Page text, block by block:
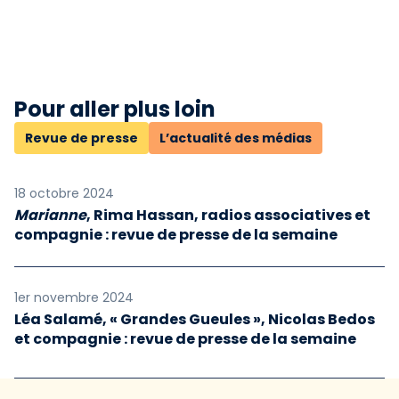
Pour aller plus loin
Revue de presse L’actualité des médias
18 octobre 2024
Marianne, Rima Hassan, radios associatives et
compagnie : revue de presse de la semaine
1er novembre 2024
Léa Salamé, « Grandes Gueules », Nicolas Bedos
et compagnie : revue de presse de la semaine